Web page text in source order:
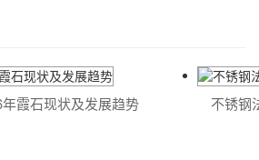
霞石现状及发展趋势 不锈钢